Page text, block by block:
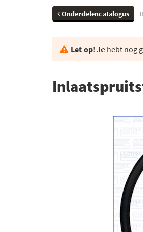
Onderdelencatalogus
Let op! Je hebt nog